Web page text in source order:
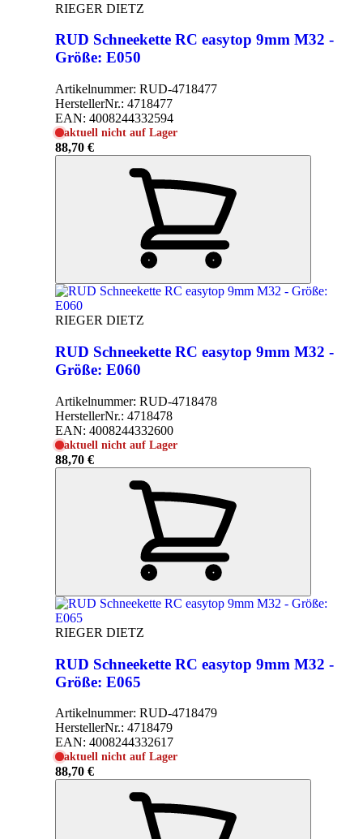
RIEGER DIETZ
RUD Schneekette RC easytop 9mm M32 -
Größe: E050
Artikelnummer: RUD-4718477
HerstellerNr.: 4718477
EAN: 4008244332594
aktuell nicht auf Lager
88,70 €
RIEGER DIETZ
RUD Schneekette RC easytop 9mm M32 -
Größe: E060
Artikelnummer: RUD-4718478
HerstellerNr.: 4718478
EAN: 4008244332600
aktuell nicht auf Lager
88,70 €
RIEGER DIETZ
RUD Schneekette RC easytop 9mm M32 -
Größe: E065
Artikelnummer: RUD-4718479
HerstellerNr.: 4718479
EAN: 4008244332617
aktuell nicht auf Lager
88,70 €